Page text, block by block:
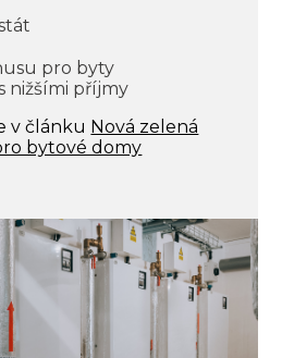
pro byty
nižšími příjmy
v článku Nová zelená
bytové domy